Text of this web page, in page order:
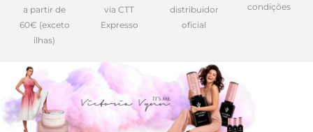
a partir de
60€ (exceto
ilhas)
via CTT
Expresso
distribuidor
oficial
condições